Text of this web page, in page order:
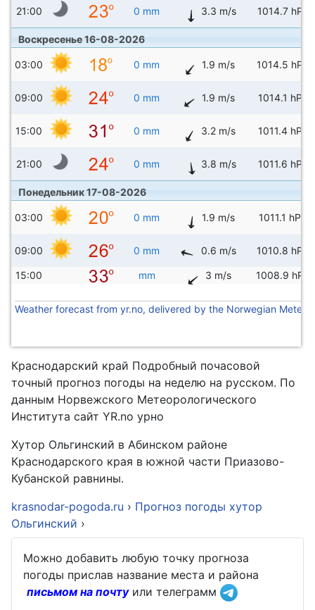
21:00 0 mm 3.3 m/s 1014.7 hPa
Воскресенье 16-08-2026
03:00 0 mm 1.9 m/s 1014.5 hPa
09:00 0 mm 1.9 m/s 1014.1 hPa
15:00 0 mm 3.2 m/s 1011.4 hPa
21:00 0 mm 3.8 m/s 1011.6 hPa
Понедельник 17-08-2026
03:00 0 mm 1.9 m/s 1011.1 hPa
09:00 0 mm 0.6 m/s 1010.8 hPa
15:00 mm 3 m/s 1008.9 hPa
Weather forecast from yr.no, delivered by the Norwegian
Краснодарский край Подробный почасовой
точный прогноз погоды на неделю на русском. По
данным Норвежского Метеорологического
Института сайт YR.no урно
Хутор Ольгинский в Абинском районе
Краснодарского края в южной части Приазово-
Кубанской равнины.
krasnodar-pogoda.ru › Прогноз погоды хутор
Ольгинский ›
Можно добавить любую точку прогноза
погоды прислав название места и района
письмом на почтуили телеграмм